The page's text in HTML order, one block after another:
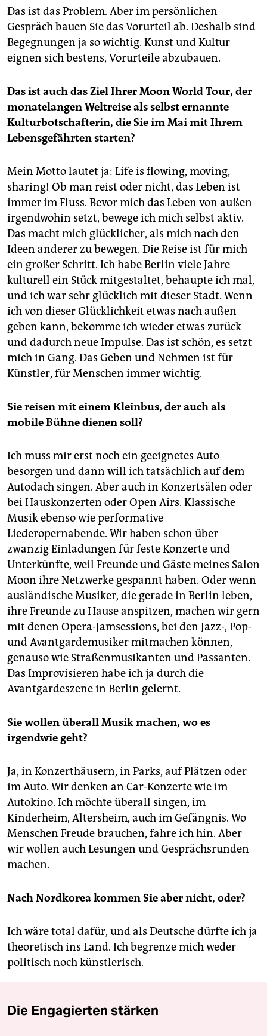
Das ist das Problem. Aber im persönlichen
Gespräch bauen Sie das Vorurteil ab. Deshalb sind
Begegnungen ja so wichtig. Kunst und Kultur
eignen sich bestens, Vorurteile abzubauen.
Das ist auch das Ziel Ihrer Moon World Tour, der
monatelangen Weltreise als selbst ernannte
Kulturbotschafterin, die Sie im Mai mit Ihrem
Lebensgefährten starten?
Mein Motto lautet ja: Life is flowing, moving,
sharing! Ob man reist oder nicht, das Leben ist
immer im Fluss. Bevor mich das Leben von außen
irgendwohin setzt, bewege ich mich selbst aktiv.
Das macht mich glücklicher, als mich nach den
Ideen anderer zu bewegen. Die Reise ist für mich
ein großer Schritt. Ich habe Berlin viele Jahre
kulturell ein Stück mitgestaltet, behaupte ich mal,
und ich war sehr glücklich mit dieser Stadt. Wenn
ich von dieser Glücklichkeit etwas nach außen
geben kann, bekomme ich wieder etwas zurück
und dadurch neue Impulse. Das ist schön, es setzt
mich in Gang. Das Geben und Nehmen ist für
Künstler, für Menschen immer wichtig.
Sie reisen mit einem Kleinbus, der auch als
mobile Bühne dienen soll?
Ich muss mir erst noch ein geeignetes Auto
besorgen und dann will ich tatsächlich auf dem
Autodach singen. Aber auch in Konzertsälen oder
bei Hauskonzerten oder Open Airs. Klassische
Musik ebenso wie performative
Liederopernabende. Wir haben schon über
zwanzig Einladungen für feste Konzerte und
Unterkünfte, weil Freunde und Gäste meines Salon
Moon ihre Netzwerke gespannt haben. Oder wenn
ausländische Musiker, die gerade in Berlin leben,
ihre Freunde zu Hause anspitzen, machen wir gern
mit denen Opera-Jamsessions, bei den Jazz-, Pop-
und Avantgardemusiker mitmachen können,
genauso wie Straßenmusikanten und Passanten.
Das Improvisieren habe ich ja durch die
Avantgarde­szene in Berlin gelernt.
Sie wollen überall Musik machen, wo es
irgendwie geht?
Ja, in Konzerthäusern, in Parks, auf Plätzen oder
im Auto. Wir denken an Car-Konzerte wie im
Autokino. Ich möchte überall singen, im
Kinderheim, Altersheim, auch im Gefängnis. Wo
Menschen Freude brauchen, fahre ich hin. Aber
wir wollen auch Lesungen und Gesprächsrunden
machen.
Nach Nordkorea kommen Sie aber nicht, oder?
Ich wäre total dafür, und als Deutsche dürfte ich ja
theoretisch ins Land. Ich begrenze mich weder
politisch noch künstlerisch.
Die Engagierten stärken